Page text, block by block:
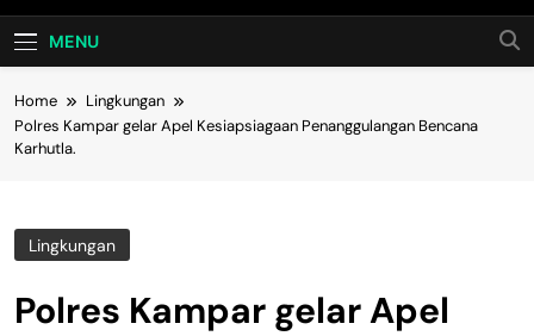
MENU
Home
Lingkungan
Polres Kampar gelar Apel Kesiapsiagaan Penanggulangan Bencana
Karhutla.
Lingkungan
Polres Kampar gelar Apel